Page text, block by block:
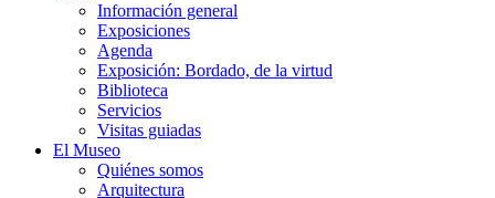
Información general
Exposiciones
Agenda
Exposición: Bordado, de la virtud
Biblioteca
Servicios
Visitas guiadas
El Museo
Quiénes somos
Arquitectura